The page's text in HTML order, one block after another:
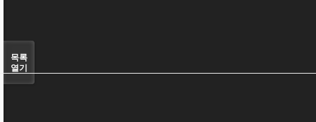
목록
열기